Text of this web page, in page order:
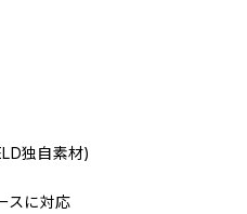
独自素材)
スに対応